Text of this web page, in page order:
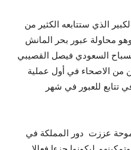
الذي ستتابعه الكثير من
وهو محاولة عبور بحر المانش
السعودي فيصل القصيبي
من الاصحاء في أول عملية
تتابع للعبور في شهر
فيه ان رؤية 2030 الطموحة عززت دور المملكة في